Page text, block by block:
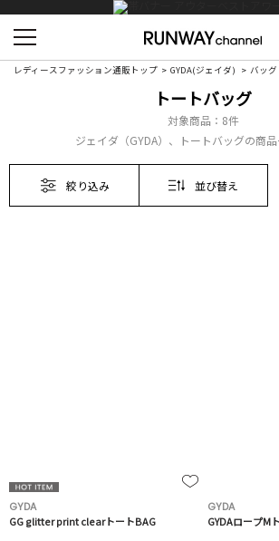
レディースファッション通販トップ GYDA(ジェイダ) バッグ
トートバッグ
対象商品： 8件
ジェイダ（GYDA）、トートバッグの商品
絞り込み 並び替え
GYDA
GG glitter print clearトートBAG
GYDA
GYDAロープM